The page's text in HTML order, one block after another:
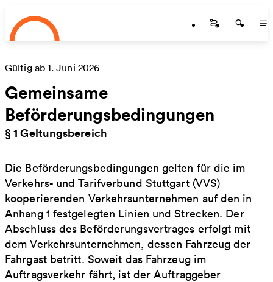
Zum Hauptinhalt springen
Startseite
Gültig ab 1. Juni 2026
Gemeinsame
Beförderungsbedingungen
§ 1 Geltungsbereich
Die Beförderungsbedingungen gelten für die im
Verkehrs- und Tarifverbund Stuttgart (VVS)
kooperierenden Verkehrsunternehmen auf den in
Anhang 1 festgelegten Linien und Strecken. Der
Abschluss des Beförderungsvertrages erfolgt mit
dem Verkehrsunternehmen, dessen Fahrzeug der
Fahrgast betritt. Soweit das Fahrzeug im
Auftragsverkehr fährt, ist der Auftraggeber